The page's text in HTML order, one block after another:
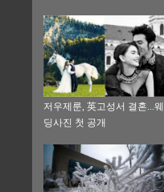
저우제룬, 英고성서 결혼...웨
딩사진 첫 공개